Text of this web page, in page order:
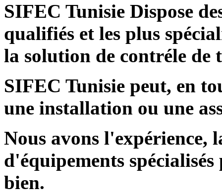
SIFEC Tunisie Dispose
qualifiés et les plus
la solution de contréle de
SIFEC Tunisie peut, en
une installation ou une
Nous avons l'expérience,
d'équipements
bien.